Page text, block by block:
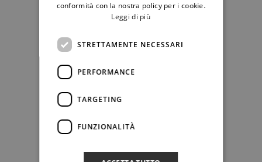
conformità con la nostra policy per i cookie.
Leggi di più
STRETTAMENTE NECESSARI
PERFORMANCE
TARGETING
FUNZIONALITÀ